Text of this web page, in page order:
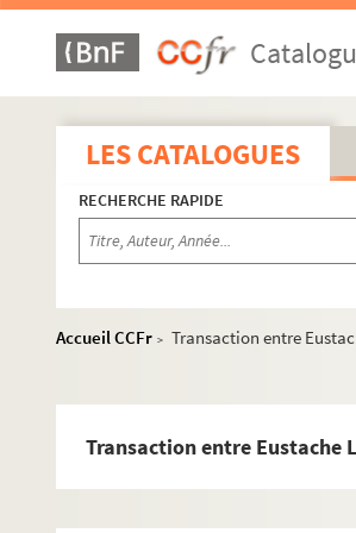
LES CATALOGUES
RECHERCHE RAPIDE
Accueil CCFr > Transaction entre
Transaction entre Eustache
Dénombrement de
Présentation, par Anne du
Déclaration d'Eustache Le
Foi et hommage par
Foi et hommage par Pierre
Actes concernant la justice
Actes de procédure relatifs
Papiers relatifs à l'église,